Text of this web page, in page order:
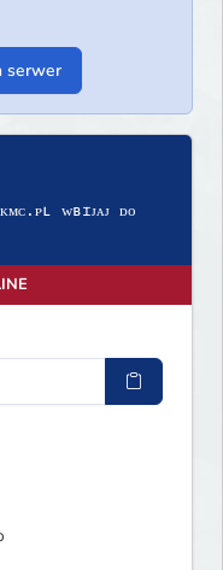
serwer
ᴡʙɪᴊᴀᴊ ᴅᴏ